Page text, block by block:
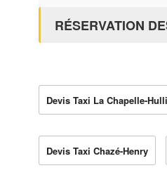
RÉSERVATION
Devis Taxi La Chapelle-
Devis Taxi Chazé-Henry